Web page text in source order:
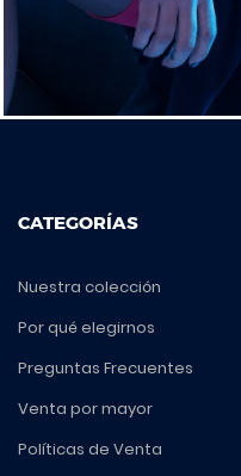
CATEGORÍAS
Nuestra colección
Por qué elegirnos
Preguntas Frecuentes
Venta por mayor
Políticas de Venta